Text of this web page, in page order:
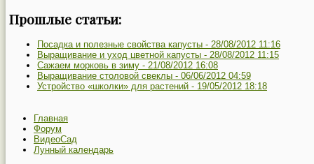
Прошлые статьи:
Посадка и полезные свойства капусты - 28/08/2012 11:16
Выращивание и уход цветной капусты - 28/08/2012 11:15
Сажаем морковь в зиму - 21/08/2012 16:08
Выращивание столовой свеклы - 06/06/2012 04:59
Устройство «школки» для растений - 19/05/2012 18:18
Главная
Форум
ВидеоСад
Лунный календарь